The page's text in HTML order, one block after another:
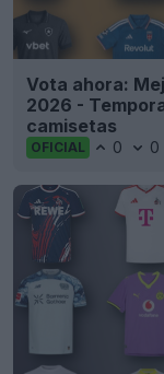
Vota ahora:
2026 -
camisetas
OFICIAL 0 0